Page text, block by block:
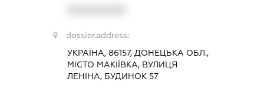
dossier.address:
УКРАЇНА, 86157, ДОНЕЦЬКА ОБЛ.,
МІСТО МАКІЇВКА, ВУЛИЦЯ
ЛЕНІНА, БУДИНОК 57